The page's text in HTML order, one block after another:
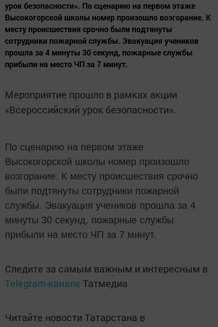
урок безопасности». По сценарию на первом этаже
Высокогорской школы номер произошло возгорание. К
месту происшествия срочно были подтянуты
сотрудники пожарной службы. Эвакуация учеников
прошла за 4 минуты 30 секунд, пожарные службы
прибыли на место ЧП за 7 минут.
Мероприятие прошло в рамках акции
«Всероссийский урок безопасности».
По сценарию на первом этаже
Высокогорской школы номер произошло
возгорание. К месту происшествия срочно
были подтянуты сотрудники пожарной
службы. Эвакуация учеников прошла за 4
минуты 30 секунд, пожарные службы
прибыли на место ЧП за 7 минут.
Следите за самым важным и интересным в
Telegram-канале Татмедиа
Читайте новости Татарстана в